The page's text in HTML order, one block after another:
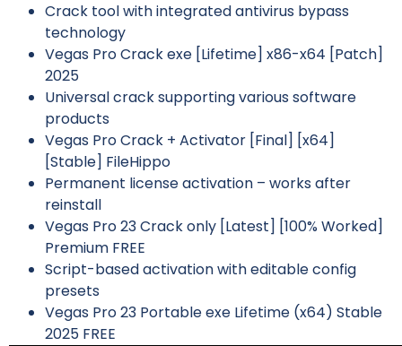
Crack tool with integrated antivirus bypass
technology
Vegas Pro Crack exe [Lifetime] x86-x64 [Patch]
2025
Universal crack supporting various software
products
Vegas Pro Crack + Activator [Final] [x64]
[Stable] FileHippo
Permanent license activation – works after
reinstall
Vegas Pro 23 Crack only [Latest] [100% Worked]
Premium FREE
Script-based activation with editable config
presets
Vegas Pro 23 Portable exe Lifetime (x64) Stable
2025 FREE